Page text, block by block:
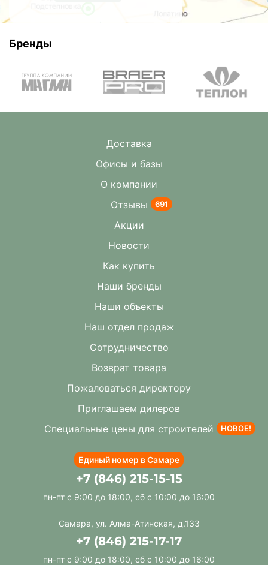
Бренды
Доставка
Офисы и базы
О компании
Отзывы
691
Акции
Новости
Как купить
Наши бренды
Наши объекты
Наш отдел продаж
Сотрудничество
Возврат товара
Пожаловаться директору
Приглашаем дилеров
Специальные цены для строителей
НОВОЕ!
Единый номер в Самаре
+7 (846) 215-15-15
пн-пт с 9:00 до 18:00, сб с 10:00 до 16:00
Самара, ул. Алма-Атинская, д.133
+7 (846) 215-17-17
пн-пт с 9:00 до 18:00, сб с 10:00 до 16:00